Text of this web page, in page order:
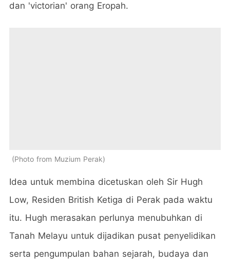
dan 'victorian' orang Eropah.
Photo from Muzium Perak
Idea untuk membina dicetuskan oleh Sir Hugh
Low, Residen British Ketiga di Perak pada waktu
itu. Hugh merasakan perlunya menubuhkan di
Tanah Melayu untuk dijadikan pusat penyelidikan
serta pengumpulan bahan sejarah, budaya dan